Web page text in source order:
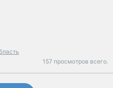
157 просмотров всего.